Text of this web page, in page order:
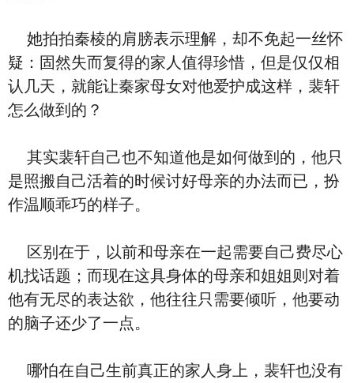
她拍拍秦棱的肩膀表示理解，却不免起一丝怀
疑：固然失而复得的家人值得珍惜，但是仅仅相
认几天，就能让秦家母女对他爱护成这样，裴轩
怎么做到的？
其实裴轩自己也不知道他是如何做到的，他只
是照搬自己活着的时候讨好母亲的办法而已，扮
作温顺乖巧的样子。
区别在于，以前和母亲在一起需要自己费尽心
机找话题；而现在这具身体的母亲和姐姐则对着
他有无尽的表达欲，他往往只需要倾听，他要动
的脑子还少了一点。
哪怕在自己生前真正的家人身上，裴轩也没有